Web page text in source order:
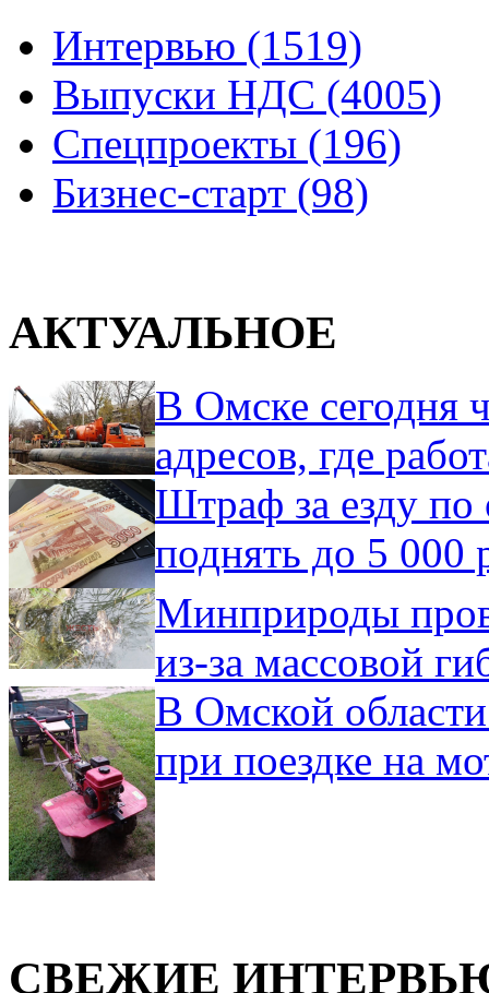
Интервью (1519)
Выпуски НДС (4005)
Спецпроекты (196)
Бизнес-старт (98)
АКТУАЛЬНОЕ
В Омске сегодня
адресов, где
Штраф за езду по
поднять до 5 000
Минприроды
из-за массовой
В Омской
при поездке на
СВЕЖИЕ